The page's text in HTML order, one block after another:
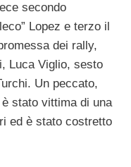
secondo
Lopez e terzo il
dei rally,
Luca Viglio, sesto
Un peccato,
stato vittima di una
ed è stato costretto